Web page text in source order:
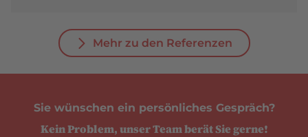
Mehr zu den Referenzen
Sie wünschen ein persönliches Gespräch?
Kein Problem, unser Team berät Sie gerne!